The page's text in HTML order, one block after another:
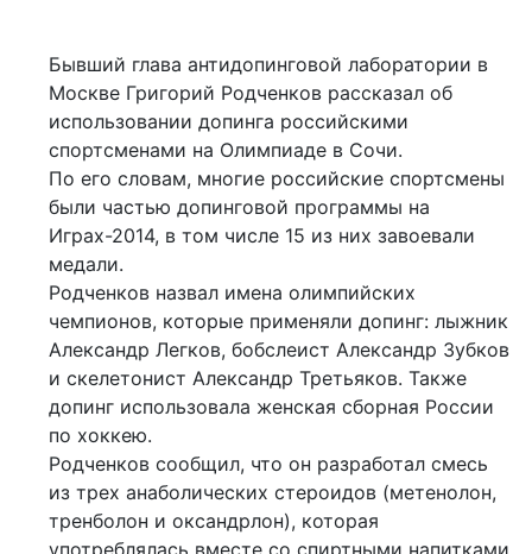
Бывший глава антидопинговой лаборатории в
Москве Григорий Родченков рассказал об
использовании допинга российскими
спортсменами на Олимпиаде в Сочи.
По его словам, многие российские спортсмены
были частью допинговой программы на
Играх-2014, в том числе 15 из них завоевали
медали.
Родченков назвал имена олимпийских
чемпионов, которые применяли допинг: лыжник
Александр Легков, бобслеист Александр Зубков
и скелетонист Александр Третьяков. Также
допинг использовала женская сборная России
по хоккею.
Родченков сообщил, что он разработал смесь
из трех анаболических стероидов (метенолон,
тренболон и оксандрлон), которая